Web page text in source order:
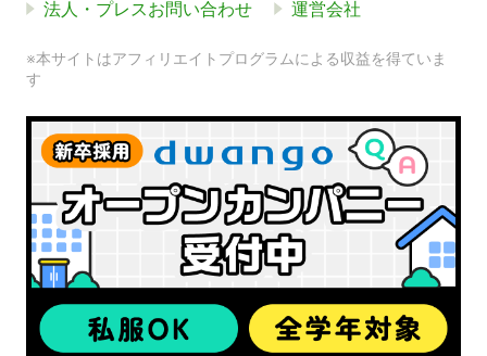
法人・プレスお問い合わせ 運営会社
※本サイトはアフィリエイトプログラムによる収益を得ていま
す